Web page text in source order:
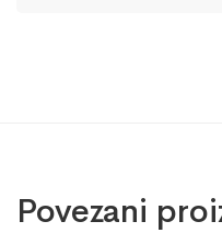
Povezani